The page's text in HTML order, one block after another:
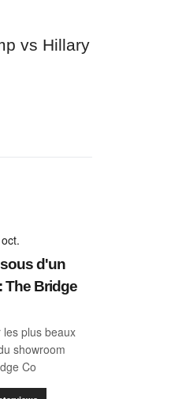
vs Hillary
d'un
The Bridge
les plus beaux
showroom
Co